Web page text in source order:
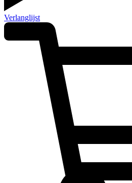
Verlanglijst